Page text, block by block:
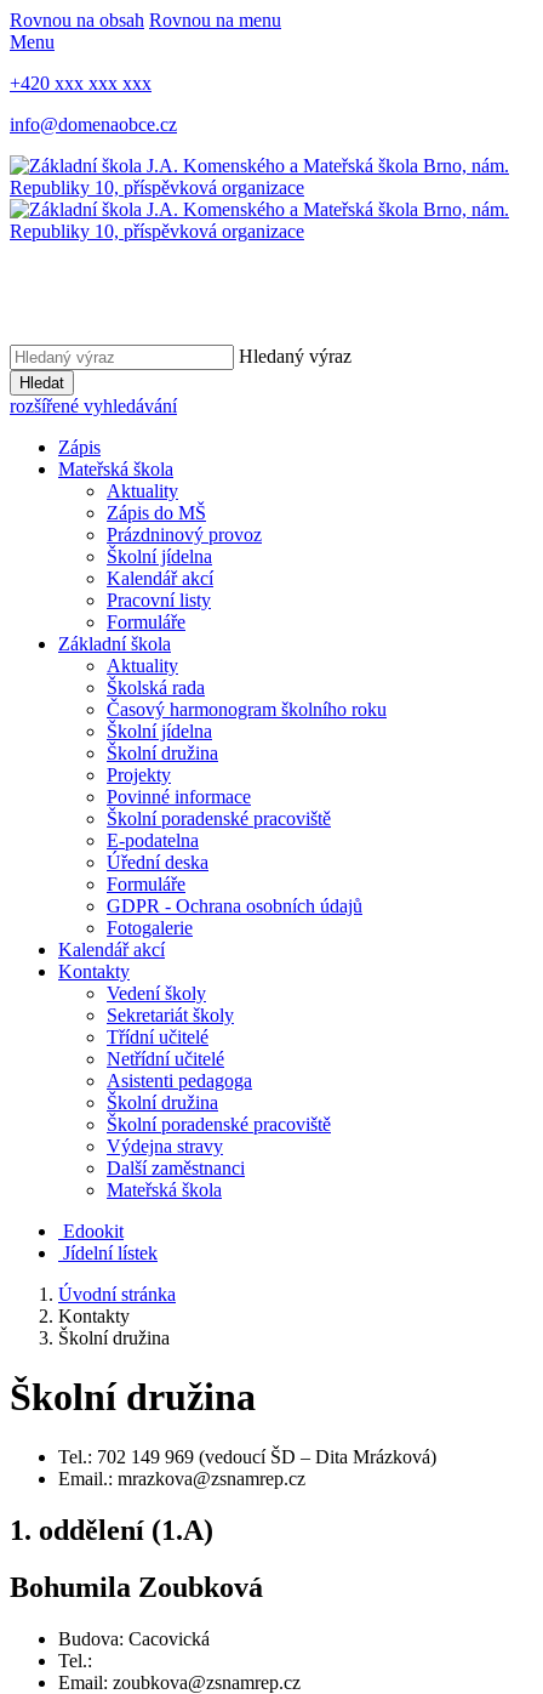
Rovnou na obsah Rovnou na menu
Menu
+420 xxx xxx xxx
info@domenaobce.cz
Hledaný výraz
Hledat
rozšířené vyhledávání
Zápis
Mateřská škola
Aktuality
Zápis do MŠ
Prázdninový provoz
Školní jídelna
Kalendář akcí
Pracovní listy
Formuláře
Základní škola
Aktuality
Školská rada
Časový harmonogram školního roku
Školní jídelna
Školní družina
Projekty
Povinné informace
Školní poradenské pracoviště
E-podatelna
Úřední deska
Formuláře
GDPR - Ochrana osobních údajů
Fotogalerie
Kalendář akcí
Kontakty
Vedení školy
Sekretariát školy
Třídní učitelé
Netřídní učitelé
Asistenti pedagoga
Školní družina
Školní poradenské pracoviště
Výdejna stravy
Další zaměstnanci
Mateřská škola
Edookit
Jídelní lístek
Úvodní stránka
Kontakty
Školní družina
Školní družina
Tel.: 702 149 969 (vedoucí ŠD – Dita Mrázková)
Email.: mrazkova@zsnamrep.cz
1. oddělení (1.A)
Bohumila Zoubková
Budova: Cacovická
Tel.:
Email: zoubkova@zsnamrep.cz